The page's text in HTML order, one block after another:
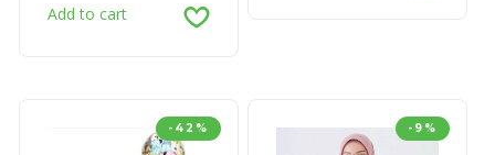
Add to cart
-42% -9%